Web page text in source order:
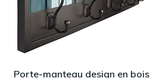
Porte-manteau design en bois